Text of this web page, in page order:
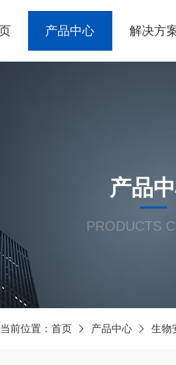
产品中心 解决方
产品
PRODUCTS
当前位置： 首页 产品中心 生物